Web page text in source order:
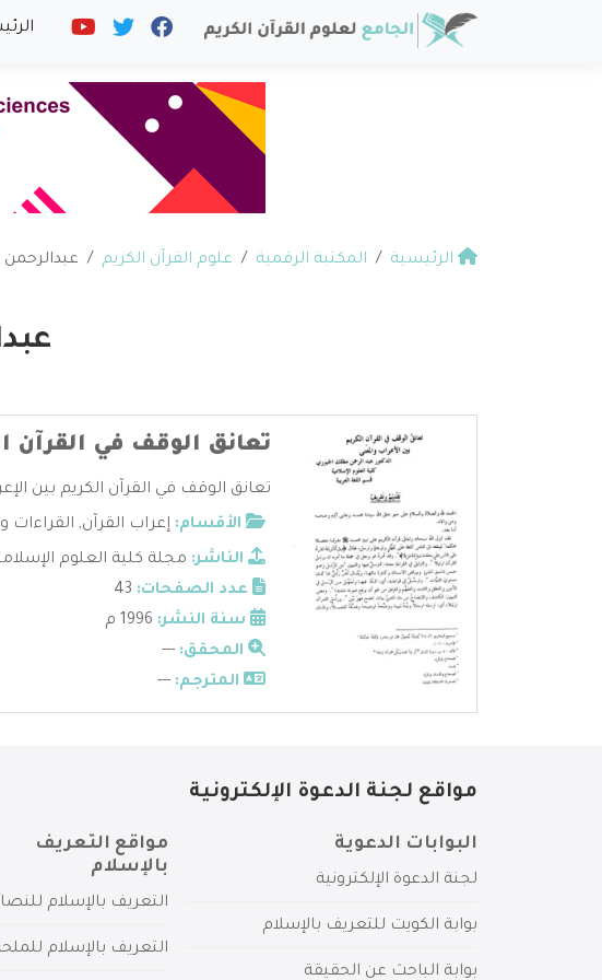
الرئيسية المكتبة الرقمية علوم القرآن الكريم
تعانق الوقف في القرآن
تعانق الوقف في القرآن الكريم بين
الأقسام: إعراب القرآن, القراءات
الناشر: مجلة كلية العلوم
عدد الصفحات:
سنة النشر:
المحقق: ---
المترجم: ---
مواقع لجنة الدعوة الإلكترونية
البوابات الدعوية
لجنة الدعوة الإلكترونية
بوابة الكويت للتعريف بالإسلام
بوابة الباحث عن الحقيقة
مواقع التعريف
بالإسلام
التعريف بالإسلام
التعريف بالإسلام